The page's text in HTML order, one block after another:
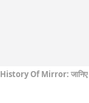
History Of Mirror: जानिए